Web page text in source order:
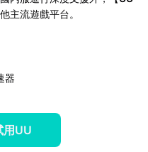
主流遊戲平台。
器
用UU